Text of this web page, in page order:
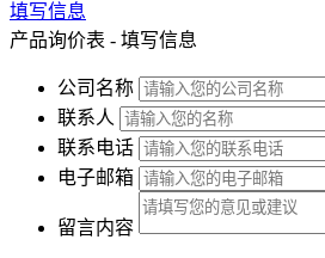
填写信息
产品询价表 - 填写信息
公司名称
联系人
联系电话
电子邮箱
留言内容